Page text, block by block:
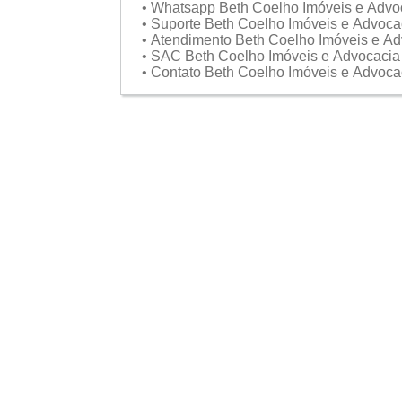
• Whatsapp Beth Coelho Imóveis e
• Suporte Beth Coelho Imóveis e
• Atendimento Beth Coelho Imóveis e
• SAC Beth Coelho Imóveis e Advocacia
• Contato Beth Coelho Imóveis e